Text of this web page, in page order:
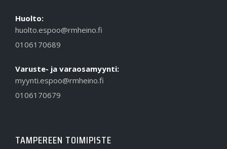
Huolto:
huolto.espoo@rmheino.fi
0106170689
Varuste- ja varaosamyynti:
myynti.espoo@rmheino.fi
0106170679
TAMPEREEN TOIMIPISTE